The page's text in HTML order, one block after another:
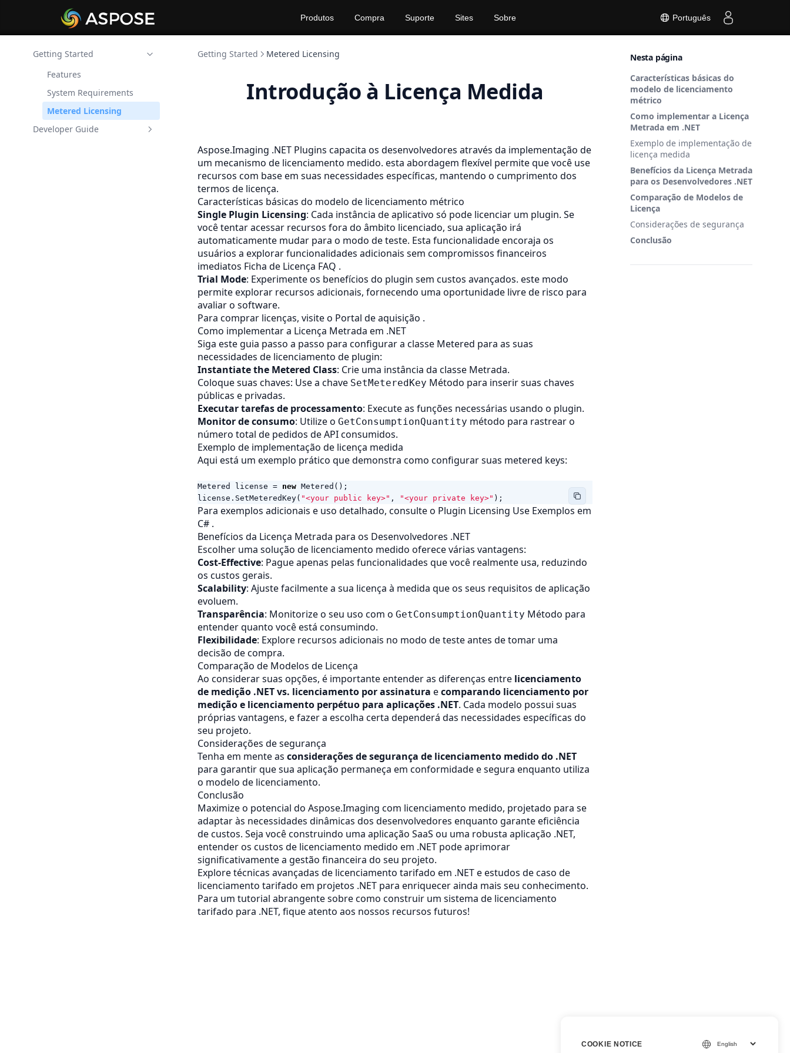
Português
Produtos Compra Suporte Sites Sobre
Getting Started
Features
System Requirements
Metered Licensing
Developer Guide
Nesta página
Características básicas do
modelo de licenciamento
métrico
Como implementar a Licença
Metrada em .NET
Exemplo de implementação de
licença medida
Benefícios da Licença Metrada
para os Desenvolvedores .NET
Comparação de Modelos de
Licença
Considerações de segurança
Conclusão
Getting Started Metered Licensing
Introdução à Licença Medida
Aspose.Imaging .NET Plugins capacita os desenvolvedores através da implementação de
um mecanismo de licenciamento medido. esta abordagem flexível permite que você use
recursos com base em suas necessidades específicas, mantendo o cumprimento dos
termos de licença.
Características básicas do modelo de licenciamento métrico
Single Plugin Licensing: Cada instância de aplicativo só pode licenciar um plugin. Se
você tentar acessar recursos fora do âmbito licenciado, sua aplicação irá
automaticamente mudar para o modo de teste. Esta funcionalidade encoraja os
usuários a explorar funcionalidades adicionais sem compromissos financeiros
imediatos Ficha de Licença FAQ .
Trial Mode: Experimente os benefícios do plugin sem custos avançados. este modo
permite explorar recursos adicionais, fornecendo uma oportunidade livre de risco para
avaliar o software.
Para comprar licenças, visite o Portal de aquisição .
Como implementar a Licença Metrada em .NET
Siga este guia passo a passo para configurar a classe Metered para as suas
necessidades de licenciamento de plugin:
Instantiate the Metered Class: Crie uma instância da classe Metrada.
Coloque suas chaves: Use a chave SetMeteredKey Método para inserir suas chaves
públicas e privadas.
Executar tarefas de processamento: Execute as funções necessárias usando o plugin.
Monitor de consumo: Utilize o GetConsumptionQuantity método para rastrear o
número total de pedidos de API consumidos.
Exemplo de implementação de licença medida
Aqui está um exemplo prático que demonstra como configurar suas metered keys:
Metered license = new Metered ();
license . SetMeteredKey( "<your public key>" , "<your private key>" );
Para exemplos adicionais e uso detalhado, consulte o Plugin Licensing Use Exemplos em
C# .
Benefícios da Licença Metrada para os Desenvolvedores .NET
Escolher uma solução de licenciamento medido oferece várias vantagens:
Cost-Effective: Pague apenas pelas funcionalidades que você realmente usa, reduzindo
os custos gerais.
Scalability: Ajuste facilmente a sua licença à medida que os seus requisitos de aplicação
evoluem.
Transparência: Monitorize o seu uso com o GetConsumptionQuantity Método para
entender quanto você está consumindo.
Flexibilidade: Explore recursos adicionais no modo de teste antes de tomar uma
decisão de compra.
Comparação de Modelos de Licença
Ao considerar suas opções, é importante entender as diferenças entre licenciamento
de medição .NET vs. licenciamento por assinatura ecomparando licenciamento por
medição e licenciamento perpétuo para aplicações .NET. Cada modelo possui suas
próprias vantagens, e fazer a escolha certa dependerá das necessidades específicas do
seu projeto.
Considerações de segurança
Tenha em mente as considerações de segurança de licenciamento medido do .NET
para garantir que sua aplicação permaneça em conformidade e segura enquanto utiliza
o modelo de licenciamento.
Conclusão
Maximize o potencial do Aspose.Imaging com licenciamento medido, projetado para se
adaptar às necessidades dinâmicas dos desenvolvedores enquanto garante eficiência
de custos. Seja você construindo uma aplicação SaaS ou uma robusta aplicação .NET,
entender os custos de licenciamento medido em .NET pode aprimorar
significativamente a gestão financeira do seu projeto.
Explore técnicas avançadas de licenciamento tarifado em .NET e estudos de caso de
licenciamento tarifado em projetos .NET para enriquecer ainda mais seu conhecimento.
Para um tutorial abrangente sobre como construir um sistema de licenciamento
tarifado para .NET, fique atento aos nossos recursos futuros!
COOKIE NOTICE